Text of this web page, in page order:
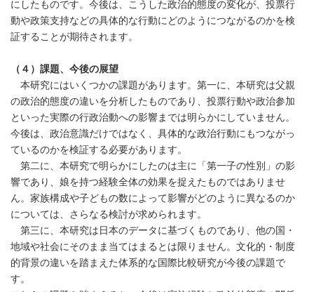
にしたものです。今後は、こうした政治的態度の変化が、投票行
動や政策支持などの具体的な行動にどのようにつながるのかを検
証することが期待されます。
（４）課題、今後の展望
本研究にはいくつかの課題があります。第一に、本研究は父親
の政治的態度の違いを分析したものであり、投票行動や政治参加
といった実際の行政治動への影響までは明らかにしていません。
今後は、政治意識だけではなく、具体的な政治行動にもつながっ
ているのかを検証する必要があります。
第二に、本研究で明らかにしたのは主に「第一子の性別」の影
響であり、娘を持つ経験全体の効果を捉えたものではありませ
ん。家族構成や子どもの数によって影響がどのように異なるのか
については、さらなる検討が求められます。
第三に、本研究は日本のデータに基づくものであり、他の国・
地域や社会にそのまま当てはまるとは限りません。文化的・制度
的背景の違いを踏まえた体系的な国際比較研究が今後の課題で
す。